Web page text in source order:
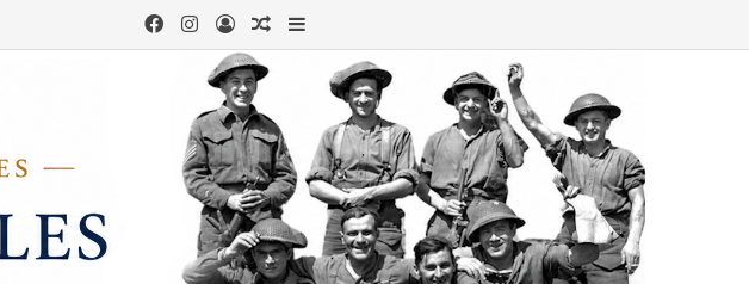
Facebook
InstagramConnexion
Article au hasard
Sidebar (barre latérale)